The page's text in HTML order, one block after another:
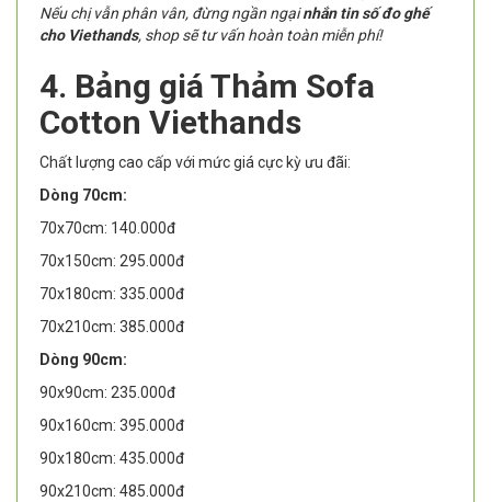
Nếu chị vẫn phân vân, đừng ngần ngạinhắn tin số đo ghế
cho Viethands, shop sẽ tư vấn hoàn toàn miễn phí!
4. Bảng giá Thảm Sofa
Cotton Viethands
Chất lượng cao cấp với mức giá cực kỳ ưu đãi:
Dòng 70cm:
70x70cm: 140.000đ
70x150cm: 295.000đ
70x180cm: 335.000đ
70x210cm: 385.000đ
Dòng 90cm:
90x90cm: 235.000đ
90x160cm: 395.000đ
90x180cm: 435.000đ
90x210cm: 485.000đ